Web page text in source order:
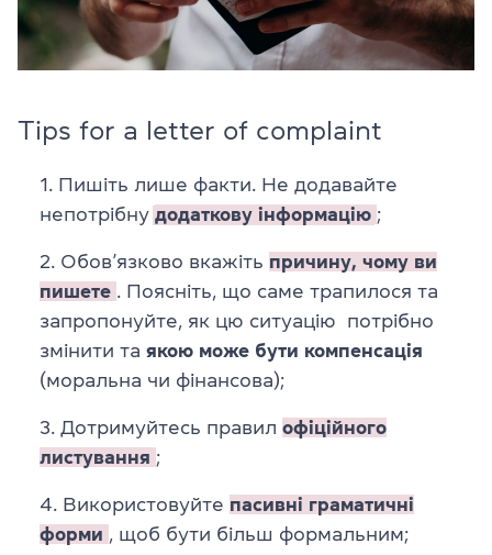
Tips for a letter of complaint
Пишіть лише факти. Не додавайте
непотрібну додаткову інформацію ;
Обов’язково вкажіть причину, чому ви
пишете
. Поясніть, що саме трапилося та
запропонуйте , як цю ситуацію потрібно
змінити та якою може бути компенсація
(моральна чи фінансова);
Дотримуйтесь правил офіційного
листування ;
Використовуйте пасивні граматичні
форми
, щоб бути більш формальним;